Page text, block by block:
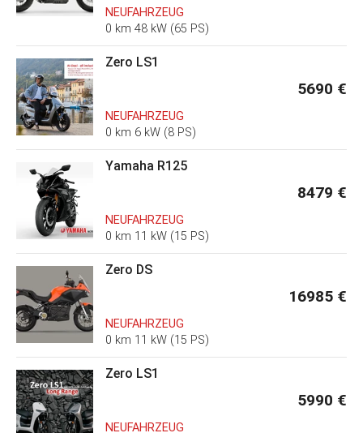
NEUFAHRZEUG
0 km 48 kW (65 PS)
Zero LS1
5690 €
NEUFAHRZEUG
0 km 6 kW (8 PS)
Yamaha R125
8479 €
NEUFAHRZEUG
0 km 11 kW (15 PS)
Zero DS
16985 €
NEUFAHRZEUG
0 km 11 kW (15 PS)
Zero LS1
5990 €
NEUFAHRZEUG